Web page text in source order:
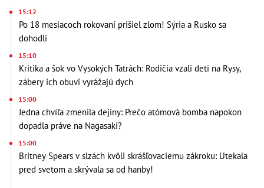
15:12
Po 18 mesiacoch rokovaní prišiel zlom! Sýria a Rusko sa
dohodli
15:10
Kritika a šok vo Vysokých Tatrách: Rodičia vzali deti na Rysy,
zábery ich obuvi vyrážajú dych
15:00
Jedna chvíľa zmenila dejiny: Prečo atómová bomba napokon
dopadla práve na Nagasaki?
15:00
Britney Spears v slzách kvôli skrášľovaciemu zákroku: Utekala
pred svetom a skrývala sa od hanby!